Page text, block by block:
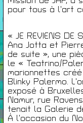
pour tous à l’art
« JE REVIENS DE
Ana Jotta et
de suite », une
le « Teatrino/
marionnettes
Blinky Palermo.
exposé à
Namur, rue
tenait la Galerie
À l’occasion du
26/27
Agenda
Éditions